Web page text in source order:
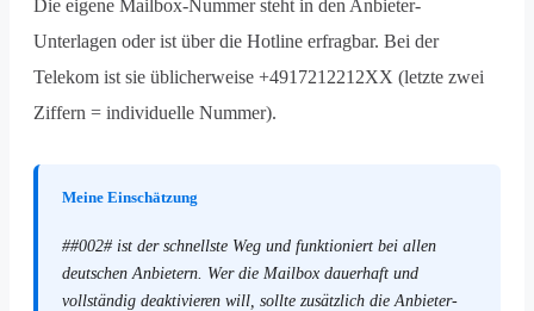
Die eigene Mailbox-Nummer steht in den Anbieter-
Unterlagen oder ist über die Hotline erfragbar. Bei der
Telekom ist sie üblicherweise +4917212212XX (letzte zwei
Ziffern = individuelle Nummer).
Meine Einschätzung
##002# ist der schnellste Weg und funktioniert bei allen
deutschen Anbietern. Wer die Mailbox dauerhaft und
vollständig deaktivieren will, sollte zusätzlich die Anbieter-